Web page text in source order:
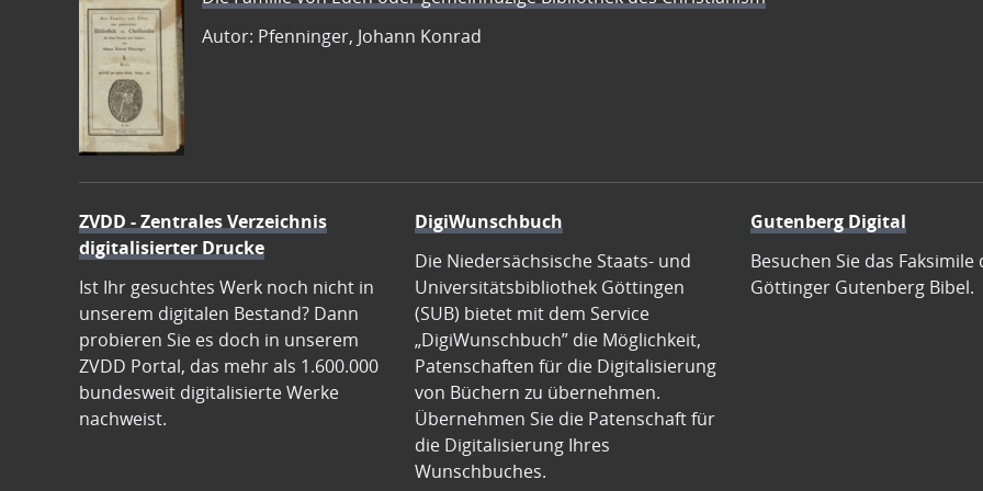
Autor: Pfenninger, Johann Konrad
ZVDD - Zentrales Verzeichnis
digitalisierter Drucke
Ist Ihr gesuchtes Werk noch nicht in
unserem digitalen Bestand? Dann
probieren Sie es doch in unserem
ZVDD Portal, das mehr als 1.600.000
bundesweit digitalisierte Werke
nachweist.
DigiWunschbuch
Die Niedersächsische Staats- und
Universitätsbibliothek Göttingen
(SUB) bietet mit dem Service
„DigiWunschbuch” die Möglichkeit,
Patenschaften für die Digitalisierung
von Büchern zu übernehmen.
Übernehmen Sie die Patenschaft für
die Digitalisierung Ihres
Wunschbuches.
Gutenberg Digital
Besuchen Sie das Faksimile
Göttinger Gutenberg Bibel.